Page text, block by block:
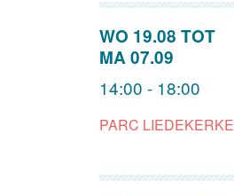
WO 19.08 TOT
MA 07.09
14:00 - 18:00
PARC LIEDEKERKE